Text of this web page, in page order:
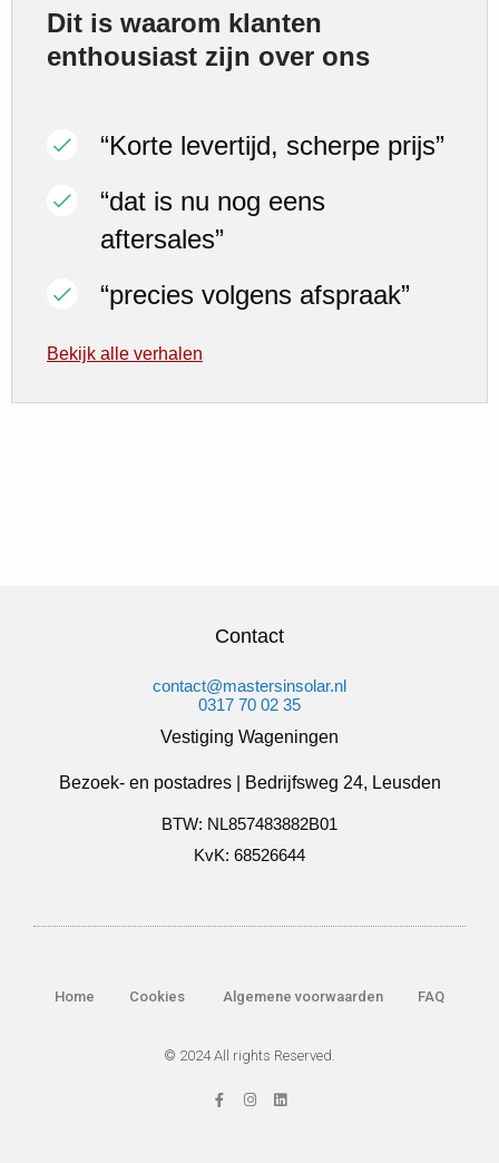
Dit is waarom klanten
enthousiast zijn over ons
“Korte levertijd, scherpe prijs”
“dat is nu nog eens
aftersales”
“precies volgens afspraak”
Bekijk alle verhalen
Contact
contact@mastersinsolar.nl
0317 70 02 35
Vestiging Wageningen
Bezoek- en postadres | Bedrijfsweg 24, Leusden
BTW: NL857483882B01
KvK: 68526644
Home Cookies Algemene voorwaarden FAQ
© 2024 All rights Reserved.